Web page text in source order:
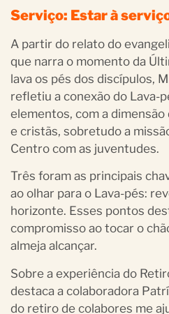
Serviço: Estar à
A partir do relato do
que narra o momento da
lava os pés dos discípulos,
refletiu a conexão do Lava-
elementos, com a
e cristãs, sobretudo a
Centro com as juventudes.
Três foram as principais
ao olhar para o Lava-pés:
horizonte. Esses pontos
compromisso ao tocar o
almeja alcançar.
Sobre a experiência do
destaca a colaboradora
do retiro de colabores me